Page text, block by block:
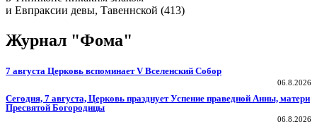
и Евпраксии девы, Тавеннской (413)
Журнал "Фома"
7 августа Церковь вспоминает V Вселенский Собор
06.8.2026
Сегодня, 7 августа, Церковь празднует Успение праведной Анны, матери
Пресвятой Богородицы
06.8.2026